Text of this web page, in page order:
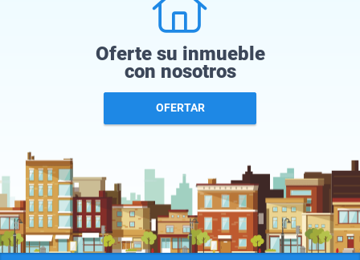
Oferte su inmueble
con nosotros
OFERTAR